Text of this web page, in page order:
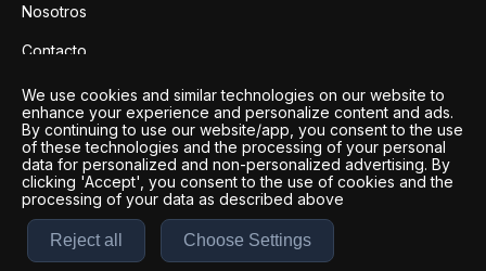
Nosotros
Contacto
Privacidad
We use cookies and similar technologies on our website to
enhance your experience and personalize content and ads.
By continuing to use our website/app, you consent to the use
of these technologies and the processing of your personal
data for personalized and non-personalized advertising. By
clicking 'Accept', you consent to the use of cookies and the
processing of your data as described above
Reject all Choose Settings